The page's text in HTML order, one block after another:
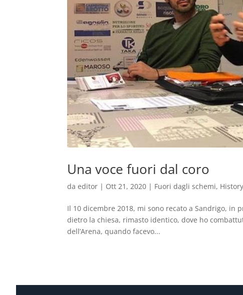
Una voce fuori dal coro
daeditor | Ott 21, 2020 | Fuori dagli schemi, History
Il 10 dicembre 2018, mi sono recato a Sandrigo, in
dietro la chiesa, rimasto identico, dove ho
dell’Arena, quando facevo...